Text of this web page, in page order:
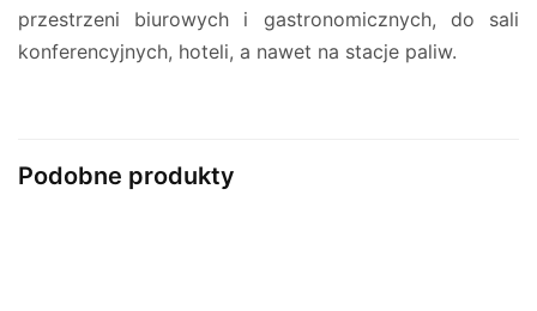
przestrzeni biurowych i gastronomicznych, do sali
konferencyjnych, hoteli, a nawet na stacje paliw.
Podobne produkty